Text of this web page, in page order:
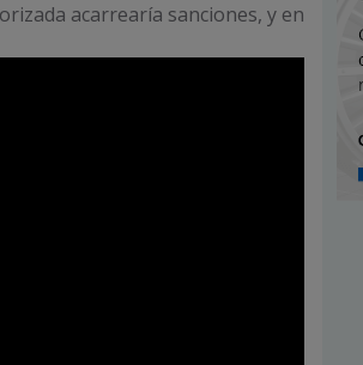
acarrearía sanciones, y en